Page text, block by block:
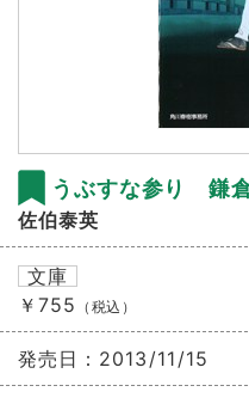
うぶすな参り 鎌
佐伯泰英
文庫
￥755 （税込）
発売日： 2013/11/15